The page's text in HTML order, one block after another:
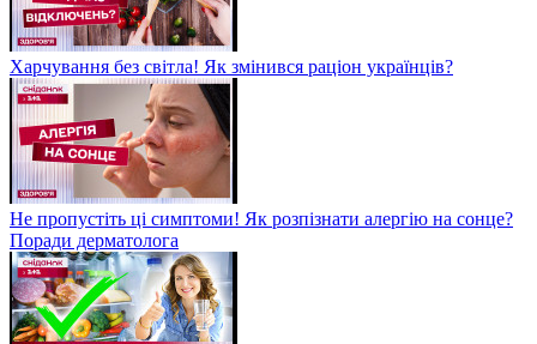
Харчування без світла! Як змінився раціон українців?
Не пропустіть ці симптоми! Як розпізнати алергію на сонце?
Поради дерматолога